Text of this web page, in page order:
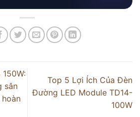
sân
Top 5 Lợi Ích Của Đèn
Đường LED Module TD14-
100W